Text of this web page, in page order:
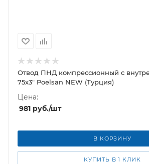
Отвод ПНД компрессионный с
75х3" Poelsan NEW (Турция)
Цена:
981 руб./шт
В КОРЗИНУ
КУПИТЬ В 1 КЛИК